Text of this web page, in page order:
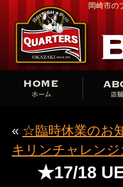
岡崎市の
« ☆臨時休業のお
キリンチャレン
★17/18